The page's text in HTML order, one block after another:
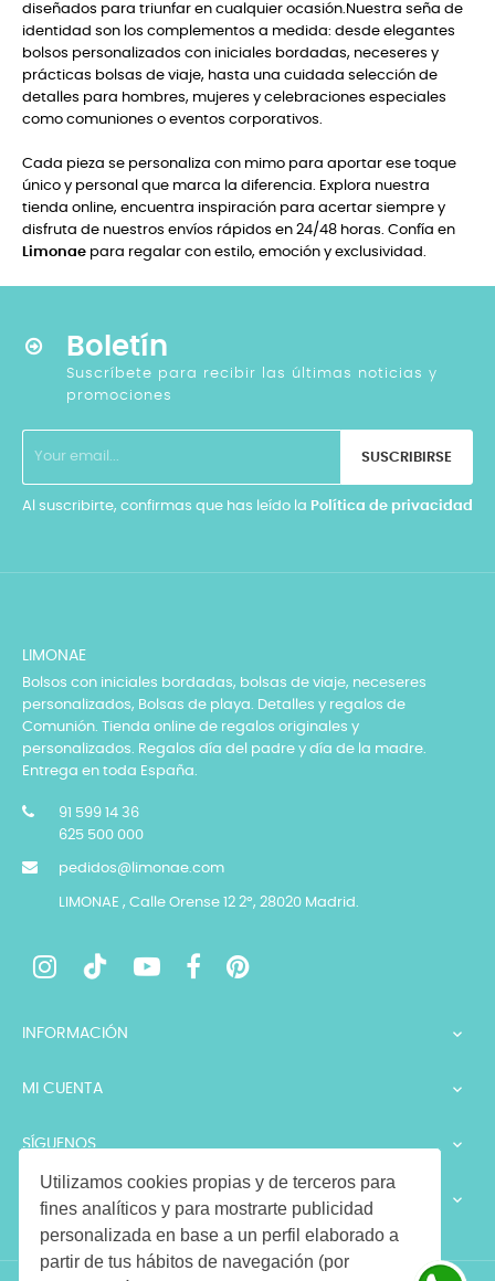
Utilizamos cookies propias y de terceros para
fines analíticos y para mostrarte publicidad
personalizada en base a un perfil elaborado a
partir de tus hábitos de navegación (por
diseñados para triunfar en cualquier ocasión.Nuestra seña de
identidad son los complementos a medida: desde elegantes
bolsos personalizados con iniciales bordadas, neceseres y
prácticas bolsas de viaje, hasta una cuidada selección de
detalles para hombres, mujeres y celebraciones especiales
como comuniones o eventos corporativos.
Cada pieza se personaliza con mimo para aportar ese toque
único y personal que marca la diferencia. Explora nuestra
tienda online, encuentra inspiración para acertar siempre y
disfruta de nuestros envíos rápidos en 24/48 horas. Confía en
Limonae para regalar con estilo, emoción y exclusividad.
Boletín
Suscríbete para recibir las últimas noticias y
promociones
SUSCRIBIRSE
Al suscribirte, confirmas que has leído la Política de privacidad
LIMONAE
Bolsos con iniciales bordadas, bolsas de viaje, neceseres
personalizados, Bolsas de playa. Detalles y regalos de
Comunión. Tienda online de regalos originales y
personalizados. Regalos día del padre y día de la madre.
Entrega en toda España.
91 599 14 36
625 500 000
pedidos@limonae.com
LIMONAE , Calle Orense 12 2º, 28020 Madrid.
INFORMACIÓN 
MI CUENTA 
SÍGUENOS 
LEGALES 